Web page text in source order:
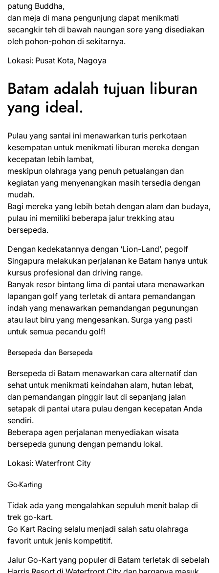
patung Buddha,
dan meja di mana pengunjung dapat menikmati
secangkir teh di bawah naungan sore yang disediakan
oleh pohon-pohon di sekitarnya.
Lokasi: Pusat Kota, Nagoya
Batam adalah tujuan liburan
yang ideal.
Pulau yang santai ini menawarkan turis perkotaan
kesempatan untuk menikmati liburan mereka dengan
kecepatan lebih lambat,
meskipun olahraga yang penuh petualangan dan
kegiatan yang menyenangkan masih tersedia dengan
mudah.
Bagi mereka yang lebih betah dengan alam dan budaya,
pulau ini memiliki beberapa jalur trekking atau
bersepeda.
Dengan kedekatannya dengan ‘Lion-Land’, pegolf
Singapura melakukan perjalanan ke Batam hanya untuk
kursus profesional dan driving range.
Banyak resor bintang lima di pantai utara menawarkan
lapangan golf yang terletak di antara pemandangan
indah yang menawarkan pemandangan pegunungan
atau laut biru yang mengesankan. Surga yang pasti
untuk semua pecandu golf!
Bersepeda dan Bersepeda
Bersepeda di Batam menawarkan cara alternatif dan
sehat untuk menikmati keindahan alam, hutan lebat,
dan pemandangan pinggir laut di sepanjang jalan
setapak di pantai utara pulau dengan kecepatan Anda
sendiri.
Beberapa agen perjalanan menyediakan wisata
bersepeda gunung dengan pemandu lokal.
Lokasi: Waterfront City
Go-Karting
Tidak ada yang mengalahkan sepuluh menit balap di
trek go-kart.
Go Kart Racing selalu menjadi salah satu olahraga
favorit untuk jenis kompetitif.
Jalur Go-Kart yang populer di Batam terletak di sebelah